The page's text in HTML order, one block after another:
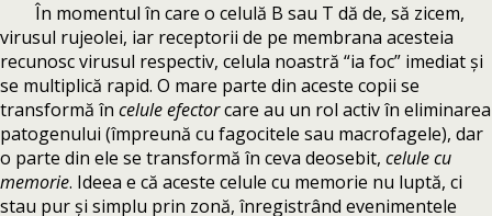
În momentul în care o celulă B sau T dă de, să zicem,
virusul rujeolei, iar receptorii de pe membrana acesteia
recunosc virusul respectiv, celula noastră “ia foc” imediat și
se multiplică rapid. O mare parte din aceste copii se
transformă în celule efectorcare au un rol activ în eliminarea
patogenului (împreună cu fagocitele sau macrofagele), dar
o parte din ele se transformă în ceva deosebit, celule cu
memorie. Ideea e că aceste celule cu memorie nu luptă, ci
stau pur și simplu prin zonă, înregistrând evenimentele